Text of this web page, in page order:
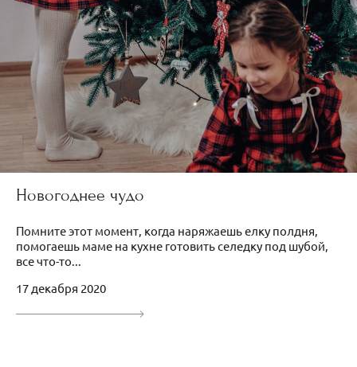
Новогоднее чудо
Помните этот момент, когда наряжаешь елку полдня,
помогаешь маме на кухне готовить селедку под шубой,
все что-то...
17 декабря 2020